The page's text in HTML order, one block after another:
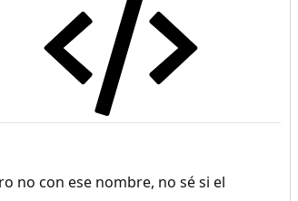
no con ese nombre, no sé si el